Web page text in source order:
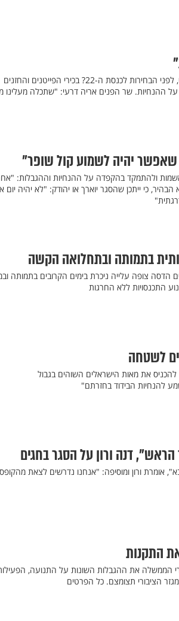
זוכרים את קליפ הסליחות הויראלי של ש"ס באלול תשע"ט, לפני הבחירות לכנסת ה-22? בכירי הפייטנים והחזנים
ההנחיות. שר הפנים אריה דרעי: "שתכלה מעלינו
שאפשר יהיה לשמוע קול שופר"
ולהתמקד בהקפדה על ההנחיות וההגבלות:
כי ייתכן שהסגר יוארך או יהודק: "לא יהיה יום
בתמותה ובתחלואה הקשה
הדסה צופה עלייה ניכרת בימים הקרובים בתמותה
התכנסויות ללא החרגות
לשטחה
להכניס את מאות הישראלים השוהים בגבול
להנחיות הבידוד בחזרתם"
אומרת ורון ומוסיפה: "אנחנו נדרשים לצאת
התקנות
של הסגר, מחר ב-14:00, אישרו שרי הממשלה את ההגבלות השונות על התנועה,
הציבורי תצומצם. כל הפרטים